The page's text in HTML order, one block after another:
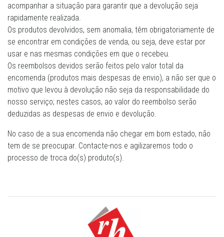
acompanhar a situação para garantir que a devolução seja
rapidamente realizada.
Os produtos devolvidos, sem anomalia, têm obrigatoriamente de
se encontrar em condições de venda, ou seja, deve estar por
usar e nas mesmas condições em que o recebeu.
Os reembolsos devidos serão feitos pelo valor total da
encomenda (produtos mais despesas de envio), a não ser que o
motivo que levou à devolução não seja da responsabilidade do
nosso serviço; nestes casos, ao valor do reembolso serão
deduzidas as despesas de envio e devolução.
No caso de a sua encomenda não chegar em bom estado, não
tem de se preocupar. Contacte-nos e agilizaremos todo o
processo de troca do(s) produto(s).